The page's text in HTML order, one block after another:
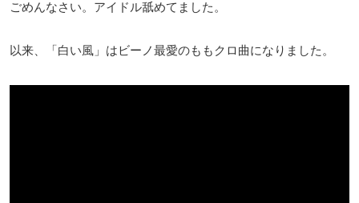
ごめんなさい。アイドル舐めてました。
以来、「白い風」はビーノ最愛のももクロ曲になりました。